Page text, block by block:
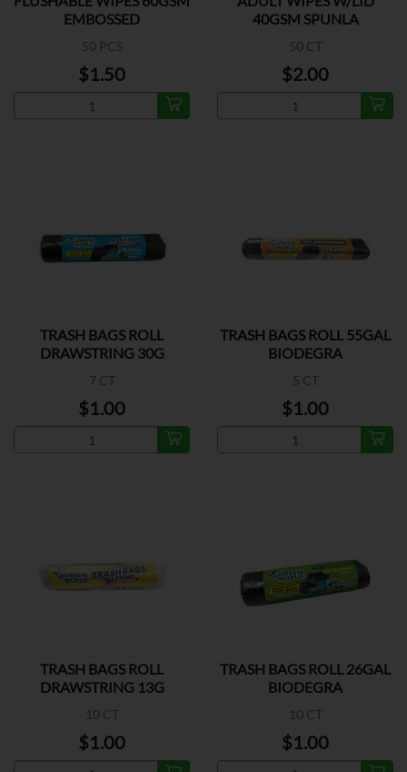
EMBOSSED
50 PCS
$1.50
40GSM SPUNLA
50 CT
$2.00
TRASH BAGS ROLL
DRAWSTRING 30G
7 CT
$1.00
TRASH BAGS ROLL 55GAL
BIODEGRA
5 CT
$1.00
TRASH BAGS ROLL
DRAWSTRING 13G
10 CT
$1.00
TRASH BAGS ROLL 26GAL
BIODEGRA
10 CT
$1.00